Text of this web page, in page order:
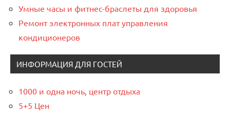
Умные часы и фитнес-браслеты для здоровья
Ремонт электронных плат управления
кондиционеров
ИНФОРМАЦИЯ ДЛЯ ГОСТЕЙ
1000 и одна ночь, центр отдыха
5+5 Цен